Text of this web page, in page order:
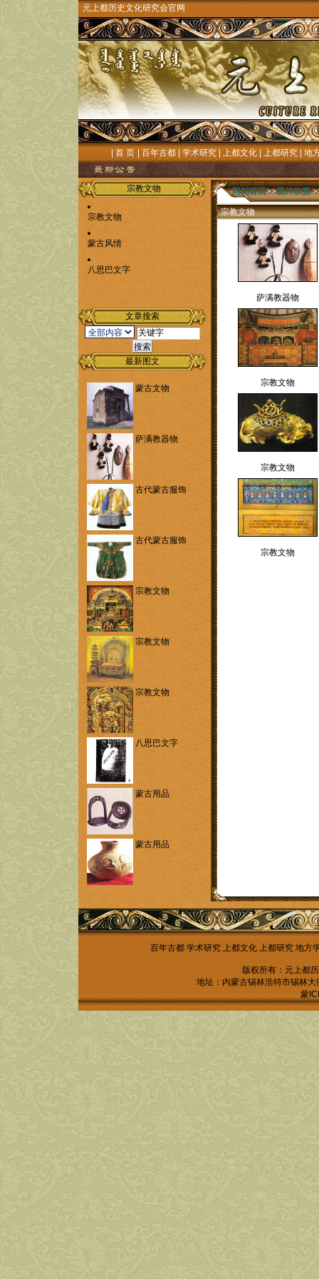
元上都历史文化研究会官网
首 页 百年古都 学术研究 上都文化 上都研究 地
宗教文物
宗教文物
蒙古风情
八思巴文字
文章搜索
最新图文
蒙古文物
萨满教器物
古代蒙古服饰
古代蒙古服饰
宗教文物
宗教文物
宗教文物
八思巴文字
蒙古用品
蒙古用品
网站首页>>图片欣赏
宗教文物
萨满教器物
宗教文物
宗教文物
宗教文物
百年古都 学术研究 上都文化 上都研究 地方
版权所有：元上都
地址：内蒙古锡林浩特市锡林
蒙